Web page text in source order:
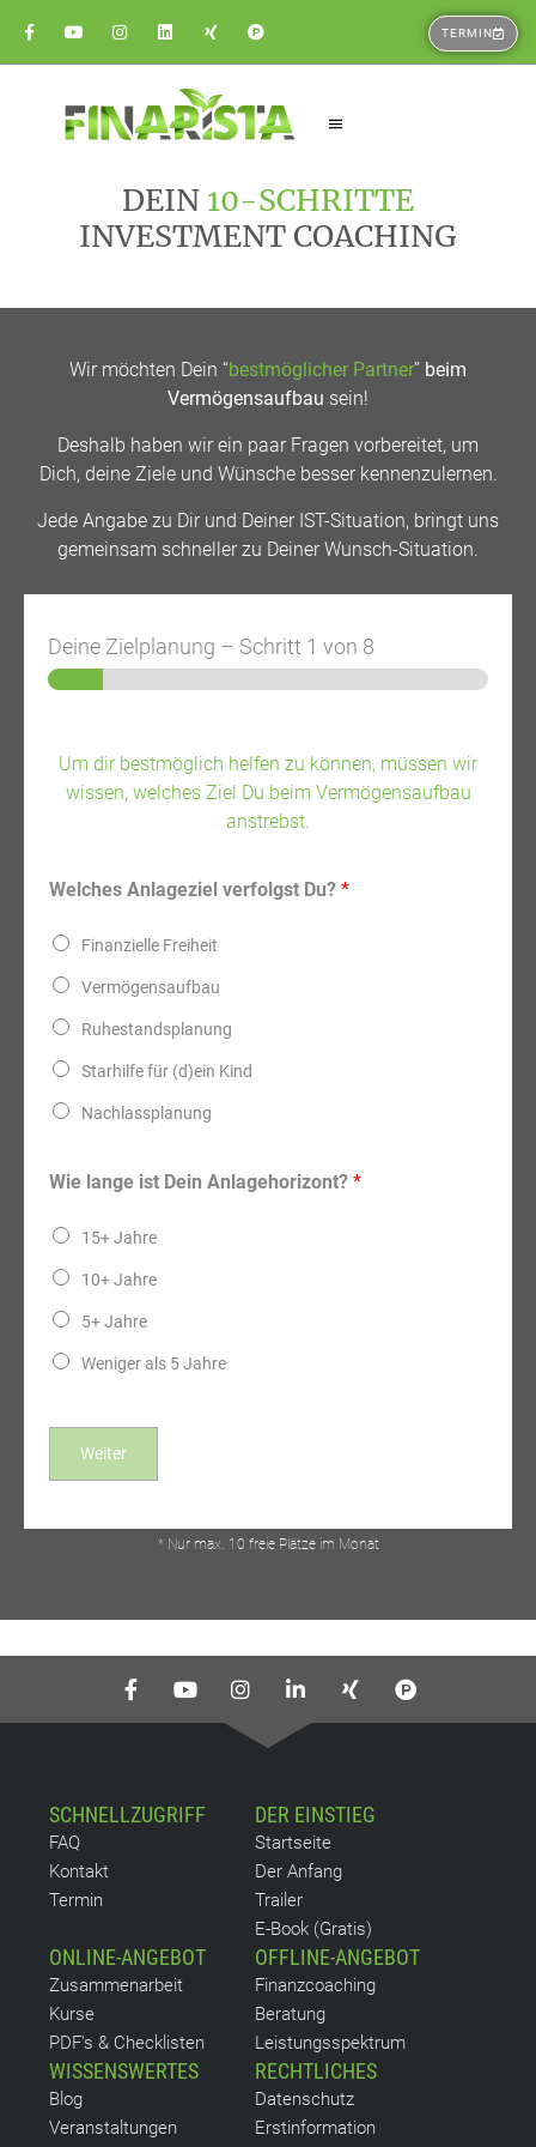
TERMIN
DEIN 10-SCHRITTE
INVESTMENT COACHING
Wir möchten Dein “bestmöglicher Partner” beim
Vermögensaufbau sein!
Deshalb haben wir ein paar Fragen vorbereitet, um
Dich, deine Ziele und Wünsche besser kennenzulernen.
Jede Angabe zu Dir und Deiner IST-Situation, bringt uns
gemeinsam schneller zu Deiner Wunsch-Situation.
Deine Zielplanung – Schritt 1 von 8
Um dir bestmöglich helfen zu können, müssen wir
wissen, welches Ziel Du beim Vermögensaufbau
anstrebst.
Welches Anlageziel verfolgst Du? *
Finanzielle Freiheit
Vermögensaufbau
Ruhestandsplanung
Starhilfe für (d)ein Kind
Nachlassplanung
Wie lange ist Dein Anlagehorizont? *
15+ Jahre
10+ Jahre
5+ Jahre
Weniger als 5 Jahre
Weiter
* Nur ​max. 10 freie Plätze im Monat
SCHNELLZUGRIFF
FAQ
Kontakt
Termin
DER EINSTIEG
Startseite
Der Anfang
Trailer
E-Book (Gratis)
ONLINE-ANGEBOT
Zusammenarbeit
Kurse
PDF's & Checklisten
OFFLINE-ANGEBOT
Finanzcoaching
Beratung
Leistungsspektrum
WISSENSWERTES
Blog
Veranstaltungen
RECHTLICHES
Datenschutz
Erstinformation